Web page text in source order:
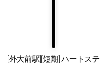
[外大前駅][短期] ハートステ